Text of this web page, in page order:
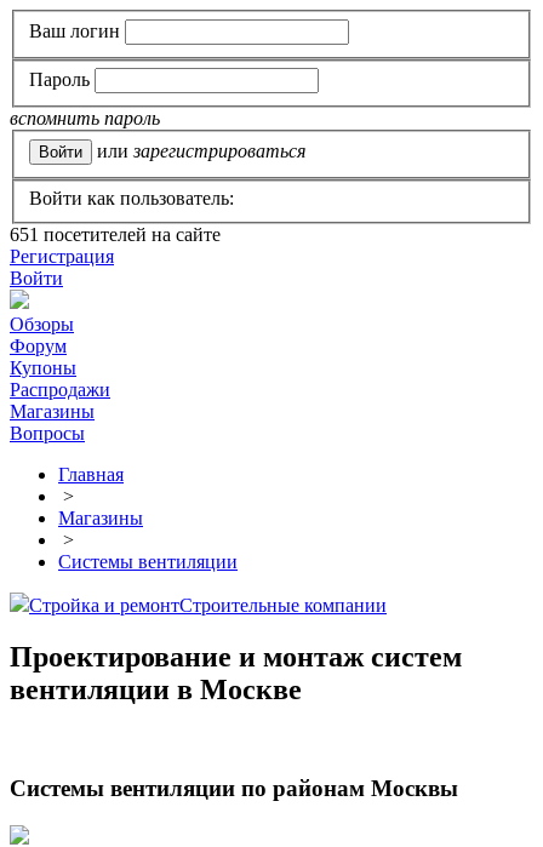
Ваш логин
Пароль
вспомнить пароль
или зарегистрироваться
Войти как пользователь:
651 посетителей на сайте
Регистрация
Войти
Обзоры
Форум
Купоны
Распродажи
Магазины
Вопросы
Главная
>
Магазины
>
Системы вентиляции
Стройка и ремонтСтроительные компании
Проектирование и монтаж систем
вентиляции в Москве
Системы вентиляции по районам Москвы